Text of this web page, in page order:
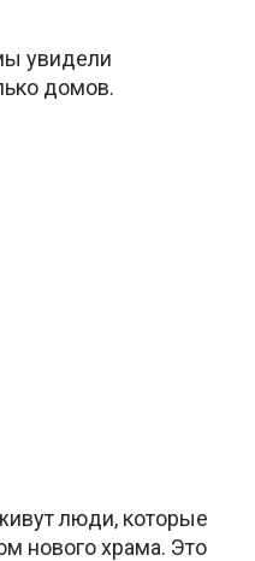
увидели
домов.
люди, которые
нового храма. Это